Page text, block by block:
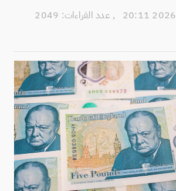
, عدد القراءات: 2049